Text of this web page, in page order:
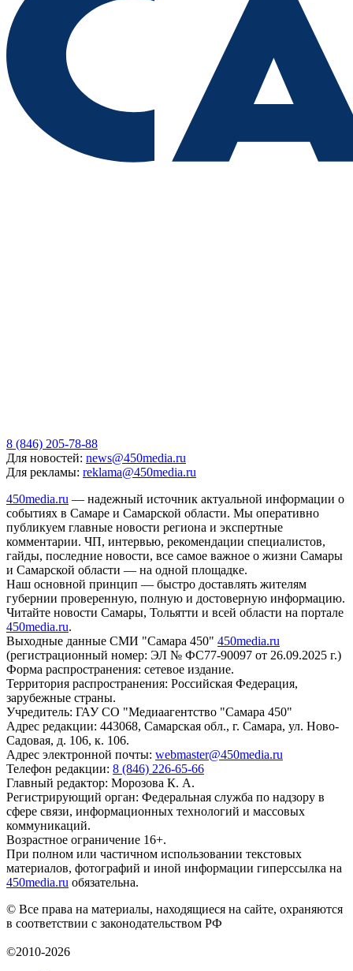
8 (846) 205-78-88
Для новостей: news@450media.ru
Для рекламы: reklama@450media.ru
450media.ru — надежный источник актуальной информации о
событиях в Самаре и Самарской области. Мы оперативно
публикуем главные новости региона и экспертные
комментарии. ЧП, интервью, рекомендации специалистов,
гайды, последние новости, все самое важное о жизни Самары
и Самарской области — на одной площадке.
Наш основной принцип — быстро доставлять жителям
губернии проверенную, полную и достоверную информацию.
Читайте новости Самары, Тольятти и всей области на портале
450media.ru.
Выходные данные СМИ "Самара 450" 450media.ru
(регистрационный номер: ЭЛ № ФС77-90097 от 26.09.2025 г.)
Форма распространения: сетевое издание.
Территория распространения: Российская Федерация,
зарубежные страны.
Учредитель: ГАУ СО "Медиаагентство "Самара 450"
Адрес редакции: 443068, Самарская обл., г. Самара, ул. Ново-
Садовая, д. 106, к. 106.
Адрес электронной почты: webmaster@450media.ru
Телефон редакции: 8 (846) 226-65-66
Главный редактор: Морозова К. А.
Регистрирующий орган: Федеральная служба по надзору в
сфере связи, информационных технологий и массовых
коммуникаций.
Возрастное ограничение 16+.
При полном или частичном использовании текстовых
материалов, фотографий и иной информации гиперссылка на
450media.ru обязательна.
© Все права на материалы, находящиеся на сайте, охраняются
в соответствии с законодательством РФ
©2010-2026